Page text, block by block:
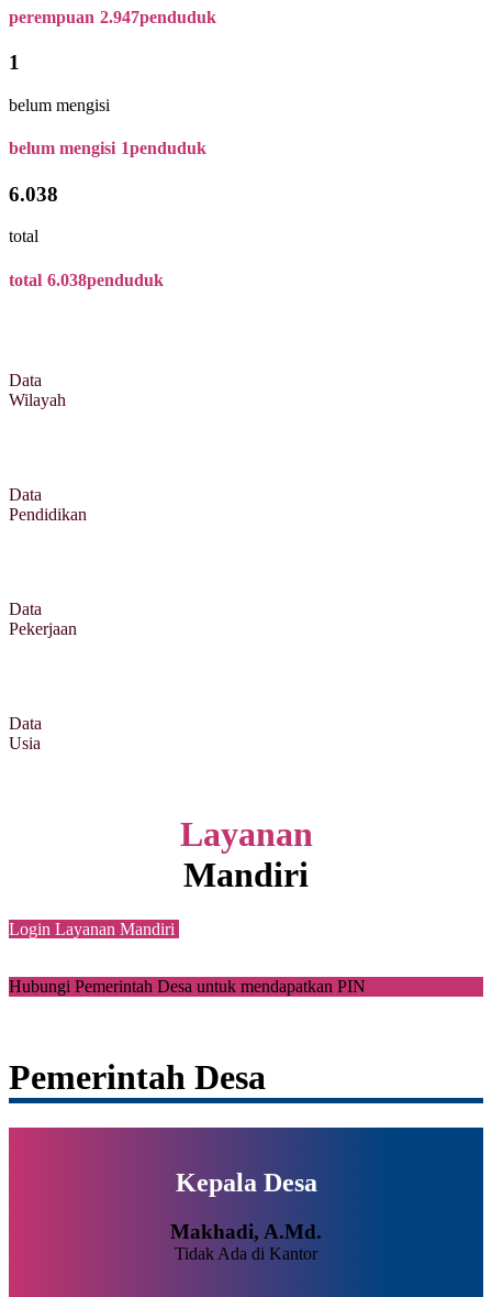
perempuan 2.947penduduk
1
belum mengisi
belum mengisi 1penduduk
6.038
total
total 6.038penduduk
Data
Wilayah
Data
Pendidikan
Data
Pekerjaan
Data
Usia
Layanan
Mandiri
Login Layanan Mandiri
Hubungi Pemerintah Desa untuk mendapatkan PIN
Pemerintah Desa
Kepala Desa
Makhadi, A.Md.
Tidak Ada di Kantor